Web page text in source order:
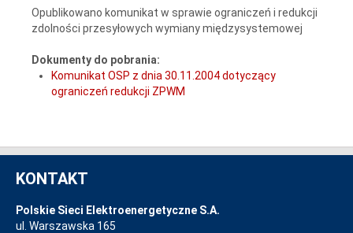
Opublikowano komunikat w sprawie ograniczeń i redukcji
zdolności przesyłowych wymiany międzysystemowej
Dokumenty do pobrania:
Komunikat OSP z dnia 30.11.2004 dotyczący
ograniczeń redukcji ZPWM
KONTAKT
Polskie Sieci Elektroenergetyczne S.A.
ul. Warszawska 165